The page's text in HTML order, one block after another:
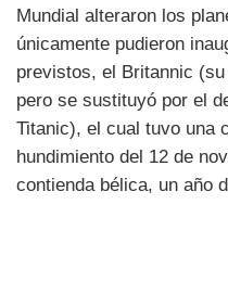
Mundial alteraron los
únicamente pudieron
previstos, el Britannic
pero se sustituyó por el
Titanic), el cual tuvo una
hundimiento del 12 de
contienda bélica, un año